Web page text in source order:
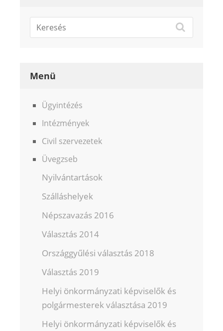
Menü
Ügyintézés
Intézmények
Civil szervezetek
Üvegzseb
Nyilvántartások
Szálláshelyek
Népszavazás 2016
Választás 2014
Országgyűlési választás 2018
Választás 2019
Helyi önkormányzati képviselők és
polgármesterek választása 2019
Helyi önkormányzati képviselők és